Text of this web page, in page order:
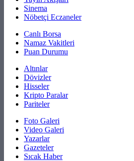
Sinema
Nöbetçi Eczaneler
Canlı Borsa
Namaz Vakitleri
Puan Durumu
Altınlar
Dövizler
Hisseler
Kripto Paralar
Pariteler
Foto Galeri
Video Galeri
Yazarlar
Gazeteler
Sıcak Haber